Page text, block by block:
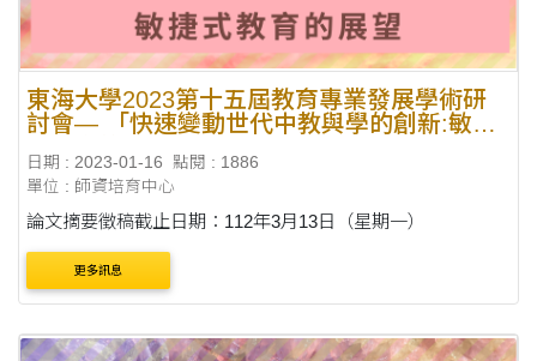
東海大學2023第十五屆教育專業發展學術研
討會— 「快速變動世代中教與學的創新:敏捷
日期 : 2023-01-16
點閱 : 1886
單位 : 師資培育中心
論文摘要徵稿截止日期：112年3月13日（星期一）
更多訊息